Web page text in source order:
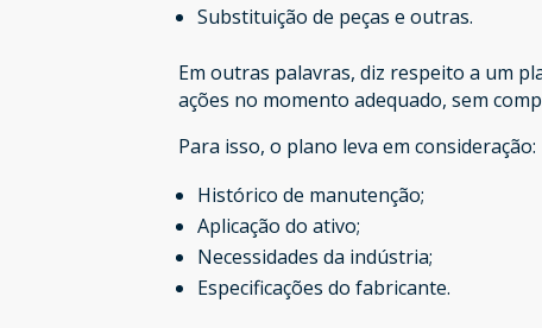
Substituição de peças e outras.
Em outras palavras, diz respeito a um
ações no momento adequado, sem
Para isso, o plano leva em consideração:
Histórico de manutenção;
Aplicação do ativo;
Necessidades da indústria;
Especificações do fabricante.